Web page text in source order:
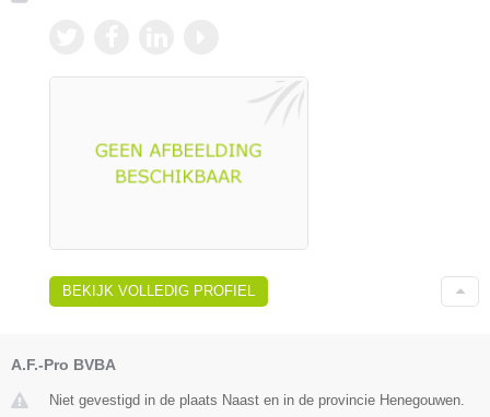
BEKIJK VOLLEDIG PROFIEL
A.F.-Pro BVBA
Niet gevestigd in de plaats Naast en in de provincie Henegouwen.